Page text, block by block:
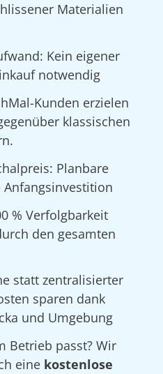
Materialien
Kein eigener
notwendig
Kunden erzielen
klassischen
Planbare
Anfangsinvestition
% Verfolgbarkeit
den gesamten
statt zentralisierter
sparen dank
und Umgebung
Betrieb passt? Wir
eine kostenlose